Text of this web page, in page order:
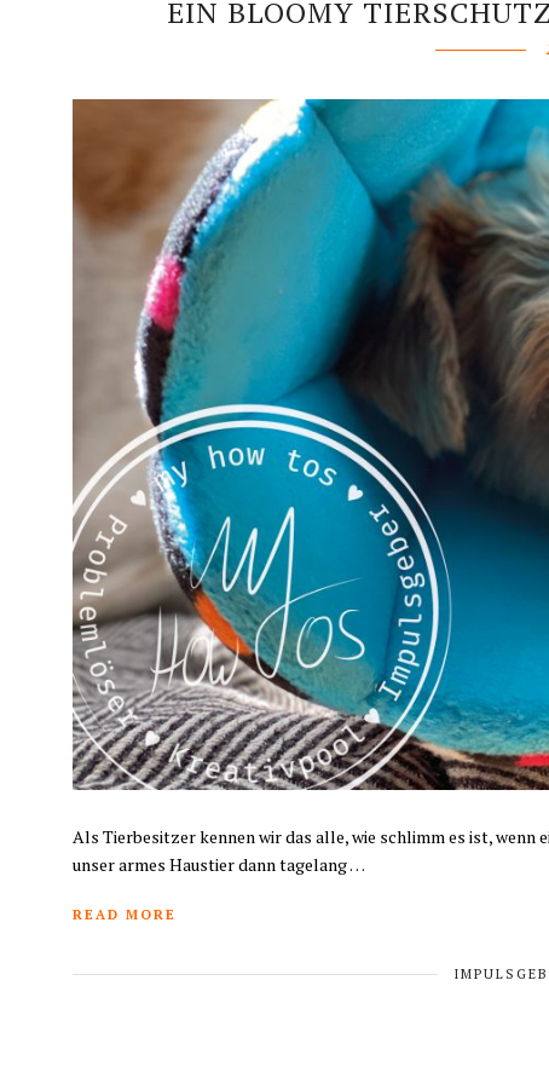
EIN BLOOMY
Als Tierbesitzer kennen wir das alle, wie schlimm es ist, wenn
unser armes Haustier dann tagelang …
READ MORE